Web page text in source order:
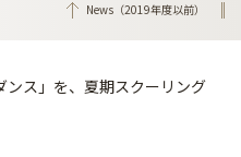
News（2019年度以前）
ンス」を、夏期スクーリング